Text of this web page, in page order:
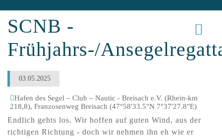
SCNB -
Frühjahrs-/
03.05.2025
Hafen des Segel – Club – Nautic - Breisach e.V. (Rhein-km
218,8), Franzosenweg Breisach (47°58'33.5"N 7°37'27.8"E)
Endlich gehts los. Wir hoffen auf guten Wind, aus der
richtigen Richtung - doch wir nehmen ihn eh wie er